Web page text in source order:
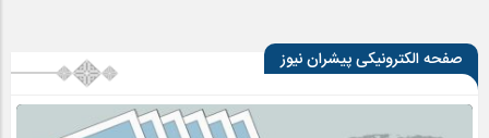
صفحه الکترونیکی پیشران نیوز